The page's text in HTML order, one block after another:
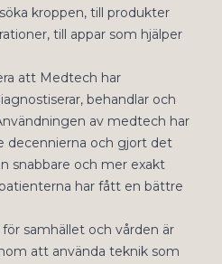
kroppen, till produkter
till appar som hjälper
att Medtech har
behandlar och
av medtech har
decennierna och gjort det
snabbare och mer exakt
har fått en bättre
samhället och vården är
att använda teknik som